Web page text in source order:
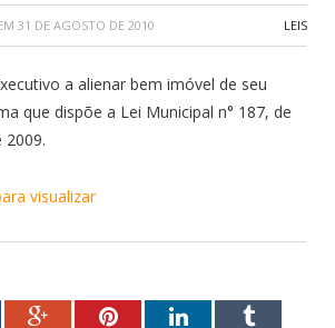
31 DE AGOSTO DE 2010 LEIS
a alienar bem imóvel de seu
que dispõe a Lei Municipal n° 187, de
2009.
visualizar
Google+PinterestLinkedInTumblr